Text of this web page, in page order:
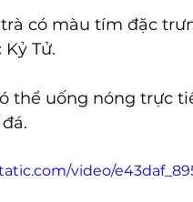
có màu tím đặc
Tử.
thể uống nóng trực
video/